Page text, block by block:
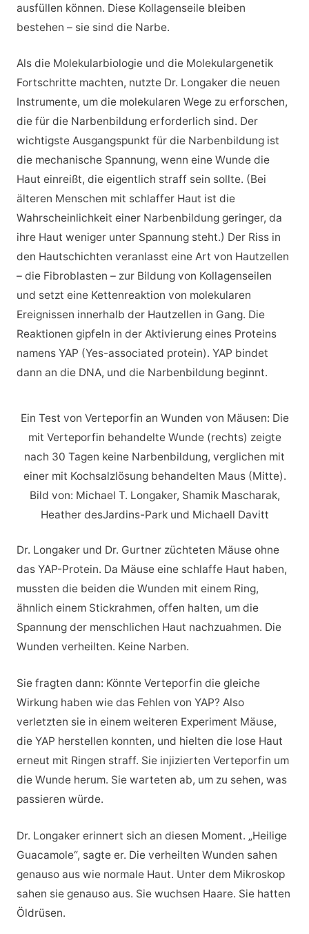
ausfüllen können. Diese Kollagenseile bleiben
bestehen – sie sind die Narbe.
Als die Molekularbiologie und die Molekulargenetik
Fortschritte machten, nutzte Dr. Longaker die neuen
Instrumente, um die molekularen Wege zu erforschen,
die für die Narbenbildung erforderlich sind. Der
wichtigste Ausgangspunkt für die Narbenbildung ist
die mechanische Spannung, wenn eine Wunde die
Haut einreißt, die eigentlich straff sein sollte. (Bei
älteren Menschen mit schlaffer Haut ist die
Wahrscheinlichkeit einer Narbenbildung geringer, da
ihre Haut weniger unter Spannung steht.) Der Riss in
den Hautschichten veranlasst eine Art von Hautzellen
– die Fibroblasten – zur Bildung von Kollagenseilen
und setzt eine Kettenreaktion von molekularen
Ereignissen innerhalb der Hautzellen in Gang. Die
Reaktionen gipfeln in der Aktivierung eines Proteins
namens YAP (Yes-associated protein). YAP bindet
dann an die DNA, und die Narbenbildung beginnt.
Ein Test von Verteporfin an Wunden von Mäusen: Die
mit Verteporfin behandelte Wunde (rechts) zeigte
nach 30 Tagen keine Narbenbildung, verglichen mit
einer mit Kochsalzlösung behandelten Maus (Mitte).
Bild von: Michael T. Longaker, Shamik Mascharak,
Heather desJardins-Park und Michaell Davitt
Dr. Longaker und Dr. Gurtner züchteten Mäuse ohne
das YAP-Protein. Da Mäuse eine schlaffe Haut haben,
mussten die beiden die Wunden mit einem Ring,
ähnlich einem Stickrahmen, offen halten, um die
Spannung der menschlichen Haut nachzuahmen. Die
Wunden verheilten. Keine Narben.
Sie fragten dann: Könnte Verteporfin die gleiche
Wirkung haben wie das Fehlen von YAP? Also
verletzten sie in einem weiteren Experiment Mäuse,
die YAP herstellen konnten, und hielten die lose Haut
erneut mit Ringen straff. Sie injizierten Verteporfin um
die Wunde herum. Sie warteten ab, um zu sehen, was
passieren würde.
Dr. Longaker erinnert sich an diesen Moment. „Heilige
Guacamole“, sagte er. Die verheilten Wunden sahen
genauso aus wie normale Haut. Unter dem Mikroskop
sahen sie genauso aus. Sie wuchsen Haare. Sie hatten
Öldrüsen.